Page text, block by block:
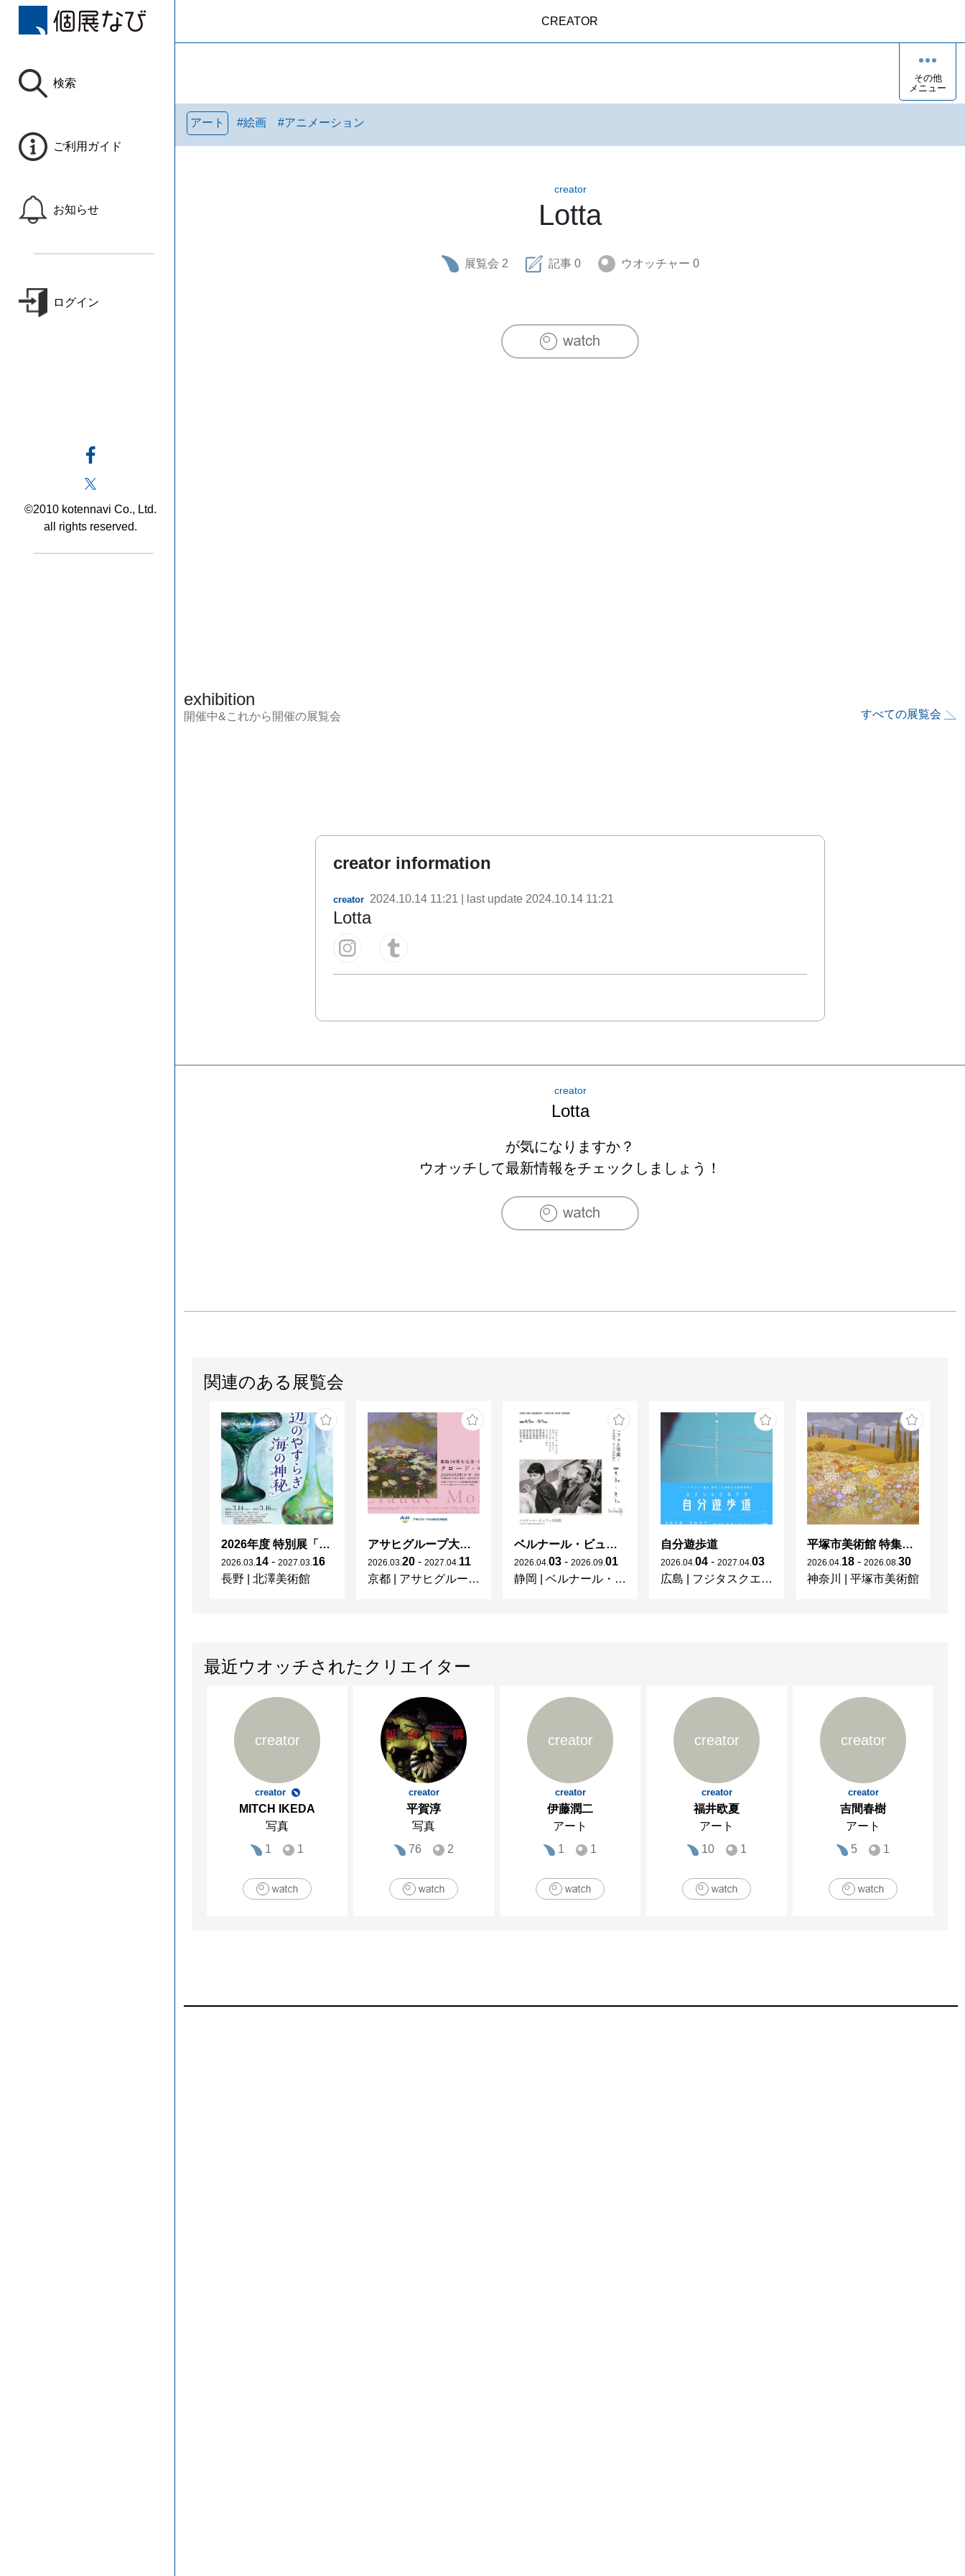
検索
ご利用ガイド
お知らせ
ログイン
©2010 kotennavi Co., Ltd.
all rights reserved.
CREATOR
その他
メニュー
アート #絵画 #アニメーション
creator
Lotta
展覧会 2 記事 0 ウオッチャー 0
exhibition
開催中&これから開催の展覧会 すべての展覧会
creator information
creator 2024.10.14 11:21 | last update 2024.10.14 11:21
Lotta
creator
Lotta
が気になりますか？
ウオッチして最新情報をチェックしましょう！
関連のある展覧会
2026年度 特別展「ガレとドーム、アール･ヌーヴォーのガラス 水辺のやすらぎ、海の神秘」
2026 03 14 - 2027 03 16
長野
北澤美術館
アサヒグループ大山崎山荘美術館 開館30周年記念展「没後100年 クロード・モネ」
2026 03 20 - 2027 04 11
京都
アサヒグループ大山崎山荘美術館
ベルナール・ビュフェと写真 ーカメラがとらえたビュフェとその時代、そして21 世紀へ
2026 04 03 - 2026 09 01
静岡
ベルナール・ビュフェ美術館
自分遊歩道
2026 04 04 - 2027 04 03
広島
フジタスクエアまるくる大野
平塚市美術館 特集展 花の表現、その多様性／特別展示 新収蔵品展
2026 04 18 - 2026 08 30
神奈川
平塚市美術館
最近ウオッチされたクリエイター
creator
creator
MITCH IKEDA
写真
1
1
creator
平賀淳
写真
76
2
creator
creator
伊藤潤二
アート
1
1
creator
creator
福井欧夏
アート
10
1
creator
creator
吉間春樹
アート
5
1